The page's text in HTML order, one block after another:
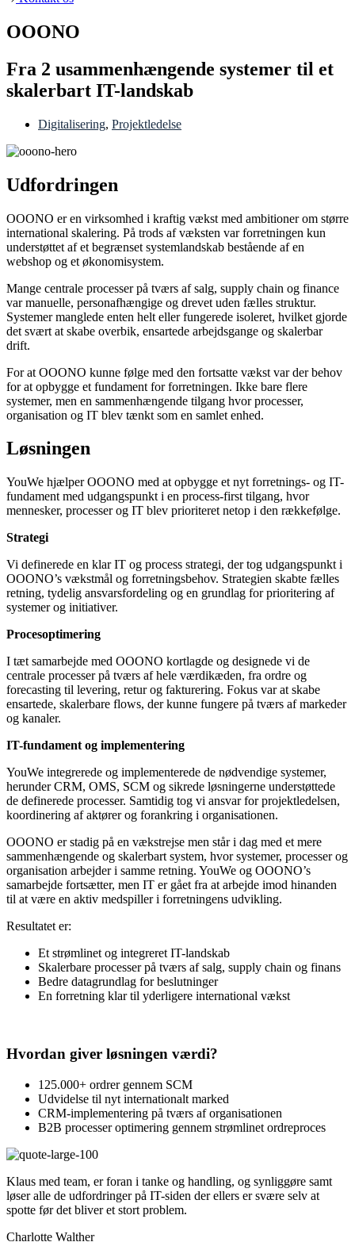
OOONO
Fra 2 usammenhængende systemer til et
skalerbart IT-landskab
Digitalisering, Projektledelse
Udfordringen
OOONO er en virksomhed i kraftig vækst med ambitioner om større
international skalering. På trods af væksten var forretningen kun
understøttet af et begrænset systemlandskab bestående af en
webshop og et økonomisystem.
Mange centrale processer på tværs af salg, supply chain og finance
var manuelle, personafhængige og drevet uden fælles struktur.
Systemer manglede enten helt eller fungerede isoleret, hvilket gjorde
det svært at skabe overbik, ensartede arbejdsgange og skalerbar
drift.
For at OOONO kunne følge med den fortsatte vækst var der behov
for at opbygge et fundament for forretningen. Ikke bare flere
systemer, men en sammenhængende tilgang hvor processer,
organisation og IT blev tænkt som en samlet enhed.
Løsningen
YouWe hjælper OOONO med at opbygge et nyt forretnings- og IT-
fundament med udgangspunkt i en process-first tilgang, hvor
mennesker, processer og IT blev prioriteret netop i den rækkefølge.
Strategi
Vi definerede en klar IT og process strategi, der tog udgangspunkt i
OOONO’s vækstmål og forretningsbehov. Strategien skabte fælles
retning, tydelig ansvarsfordeling og en grundlag for prioritering af
systemer og initiativer.
Procesoptimering
I tæt samarbejde med OOONO kortlagde og designede vi de
centrale processer på tværs af hele værdikæden, fra ordre og
forecasting til levering, retur og fakturering. Fokus var at skabe
ensartede, skalerbare flows, der kunne fungere på tværs af markeder
og kanaler.
IT-fundament og implementering
YouWe integrerede og implementerede de nødvendige systemer,
herunder CRM, OMS, SCM og sikrede løsningerne understøttede
de definerede processer. Samtidig tog vi ansvar for projektledelsen,
koordinering af aktører og forankring i organisationen.
OOONO er stadig på en vækstrejse men står i dag med et mere
sammenhængende og skalerbart system, hvor systemer, processer og
organisation arbejder i samme retning. YouWe og OOONO’s
samarbejde fortsætter, men IT er gået fra at arbejde imod hinanden
til at være en aktiv medspiller i forretningens udvikling.
Resultatet er:
Et strømlinet og integreret IT-landskab
Skalerbare processer på tværs af salg, supply chain og finans
Bedre datagrundlag for beslutninger
En forretning klar til yderligere international vækst
Hvordan giver løsningen værdi?
125.000+ ordrer gennem SCM
Udvidelse til nyt internationalt marked
CRM-implementering på tværs af organisationen
B2B processer optimering gennem strømlinet ordreproces
Klaus med team, er foran i tanke og handling, og synliggøre samt
løser alle de udfordringer på IT-siden der ellers er svære selv at
spotte før det bliver et stort problem.
Charlotte Walther